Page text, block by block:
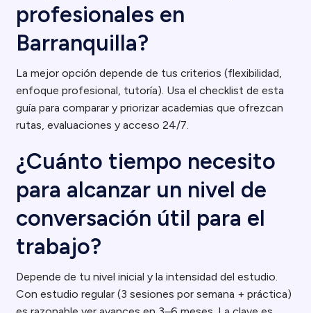
profesionales en
Barranquilla?
La mejor opción depende de tus criterios (flexibilidad,
enfoque profesional, tutoría). Usa el checklist de esta
guía para comparar y priorizar academias que ofrezcan
rutas, evaluaciones y acceso 24/7.
¿Cuánto tiempo necesito
para alcanzar un nivel de
conversación útil para el
trabajo?
Depende de tu nivel inicial y la intensidad del estudio.
Con estudio regular (3 sesiones por semana + práctica)